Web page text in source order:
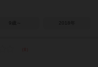
9歳～ 2018年